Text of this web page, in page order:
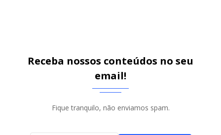
Receba nossos conteúdos no seu
email!
Fique tranquilo, não enviamos spam.